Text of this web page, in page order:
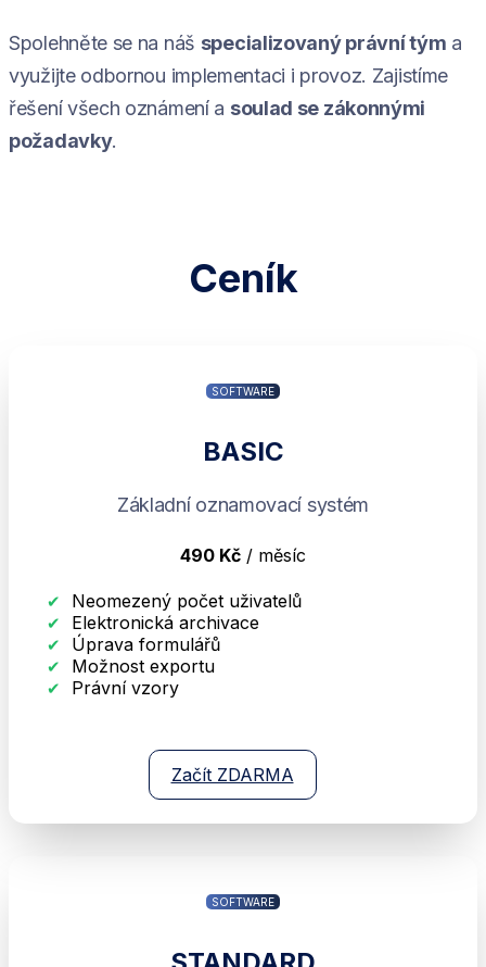
Spolehněte se na náš specializovaný právní tým a
využijte odbornou implementaci i provoz. Zajistíme
řešení všech oznámení a soulad se zákonnými
požadavky.
Ceník
SOFTWARE
BASIC
Základní oznamovací systém
490 Kč / měsíc
Neomezený počet uživatelů
Elektronická archivace
Úprava formulářů
Možnost exportu
Právní vzory
Začít ZDARMA
SOFTWARE